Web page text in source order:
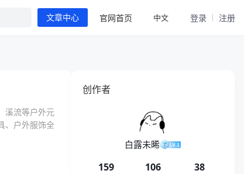
文章中心 官网首页 中文 登录 注册
溪流等户外元
、户外服饰全
创作者
白露未晞
159 106 38